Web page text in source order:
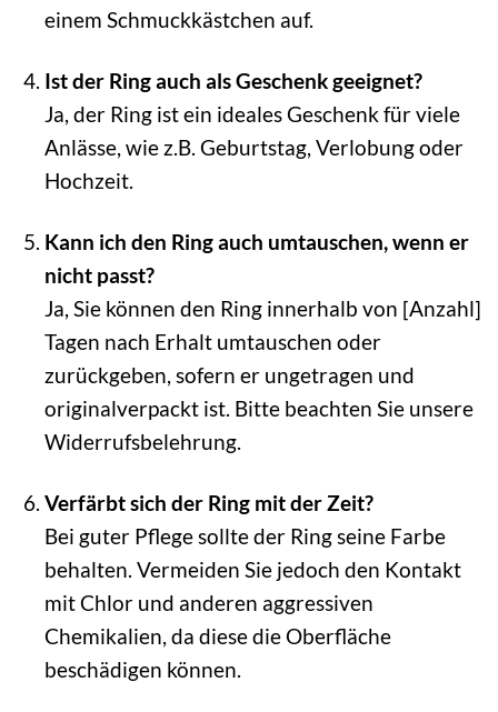
einem Schmuckkästchen auf.
Ist der Ring auch als Geschenk geeignet?
Ja, der Ring ist ein ideales Geschenk für viele
Anlässe, wie z.B. Geburtstag, Verlobung oder
Hochzeit.
Kann ich den Ring auch umtauschen, wenn er
nicht passt?
Ja, Sie können den Ring innerhalb von [Anzahl]
Tagen nach Erhalt umtauschen oder
zurückgeben, sofern er ungetragen und
originalverpackt ist. Bitte beachten Sie unsere
Widerrufsbelehrung.
Verfärbt sich der Ring mit der Zeit?
Bei guter Pflege sollte der Ring seine Farbe
behalten. Vermeiden Sie jedoch den Kontakt
mit Chlor und anderen aggressiven
Chemikalien, da diese die Oberfläche
beschädigen können.